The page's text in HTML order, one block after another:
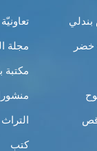
خضر
تعاونيّة
مجلة
مكتبة
التراث
كتب